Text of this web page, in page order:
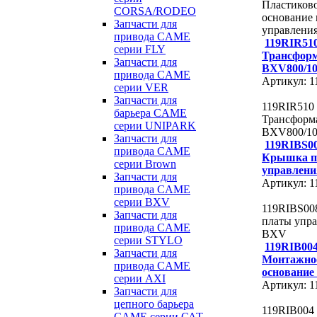
CORSA/RODEO
Запчасти для
привода CAME
серии FLY
Запчасти для
привода CAME
серии VER
Запчасти для
барьера CAME
серии UNIPARK
Запчасти для
привода CAME
серии Brown
Запчасти для
привода CAME
серии BXV
Запчасти для
привода CAME
серии STYLO
Запчасти для
привода CAME
серии AXI
Запчасти для
цепного барьера
основание
BXV800/
Артикул:
119RIR510
BXV800/
Крышка
Артикул:
платы
BXV
Артикул:
119RIB004